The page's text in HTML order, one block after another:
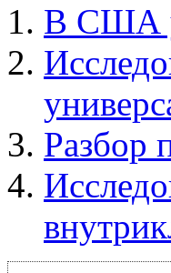
В США у
Разбор